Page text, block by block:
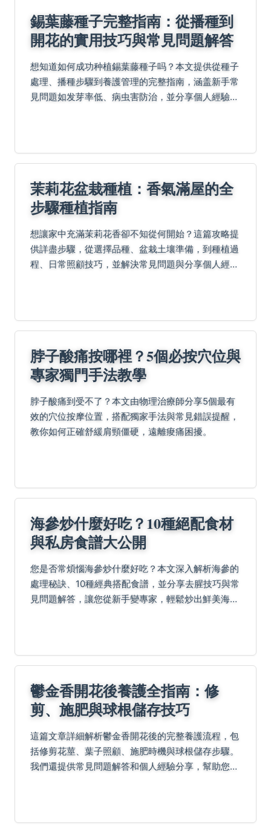
錫葉藤種子完整指南：從播種到
開花的實用技巧與常見問題解答
想知道如何成功种植錫葉藤種子吗？本文提供從種子
處理、播種步驟到養護管理的完整指南，涵盖新手常
見問題如发芽率低、病虫害防治，並分享個人經驗與
茉莉花盆栽種植：香氣滿屋的全
步驟種植指南
想讓家中充滿茉莉花香卻不知從何開始？這篇攻略提
供詳盡步驟，從選擇品種、盆栽土壤準備，到種植過
程、日常照顧技巧，並解決常見問題與分享個人經
脖子酸痛按哪裡？5個必按穴位與
專家獨門手法教學
脖子酸痛到受不了？本文由物理治療師分享5個最有
效的穴位按摩位置，搭配獨家手法與常見錯誤提醒，
教你如何正確舒緩肩頸僵硬，遠離痠痛困擾。
海參炒什麼好吃？10種絕配食材
與私房食譜大公開
您是否常煩惱海參炒什麼好吃？本文深入解析海參的
處理秘訣、10種經典搭配食譜，並分享去腥技巧與常
見問題解答，讓您從新手變專家，輕鬆炒出鮮美海參
鬱金香開花後養護全指南：修
剪、施肥與球根儲存技巧
這篇文章詳細解析鬱金香開花後的完整養護流程，包
括修剪花莖、葉子照顧、施肥時機與球根儲存步驟。
我們還提供常見問題解答和個人經驗分享，幫助您解